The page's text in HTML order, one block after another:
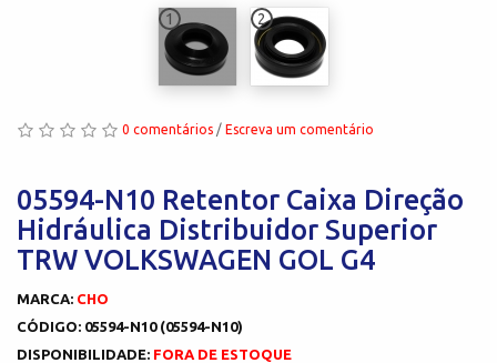
1 2
0 comentários / Escreva um comentário
05594-N10 Retentor Caixa Direção
Hidráulica Distribuidor Superior
TRW VOLKSWAGEN GOL G4
MARCA: CHO
CÓDIGO: 05594-N10 (05594-N10)
DISPONIBILIDADE: FORA DE ESTOQUE